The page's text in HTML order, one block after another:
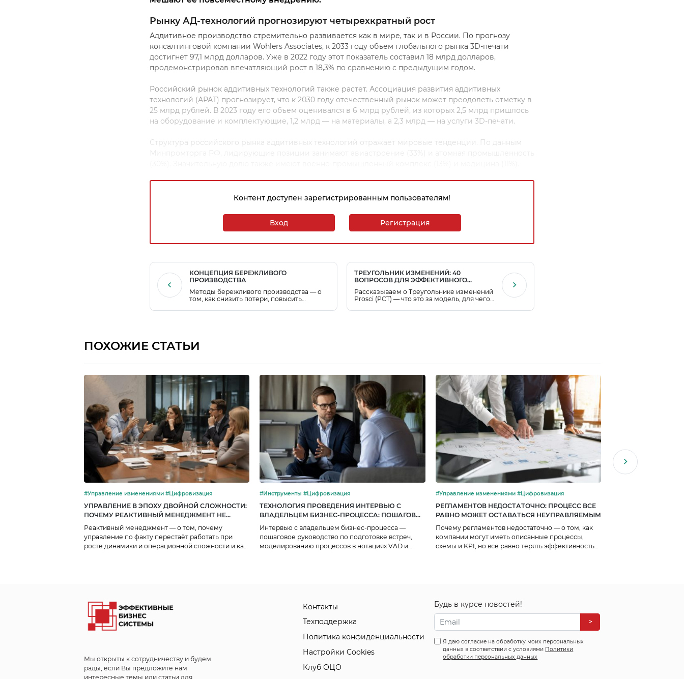
Рынку АД-технологий прогнозируют четырехкратный рост
Аддитивное производство стремительно развивается как в мире, так и в России. По прогнозу
консалтинговой компании Wohlers Associates, к 2033 году объем глобального рынка 3D-печати
достигнет 97,1 млрд долларов. Уже в 2022 году этот показатель составил 18 млрд долларов,
продемонстрировав впечатляющий рост в 18,3% по сравнению с предыдущим годом.
Российский рынок аддитивных технологий также растет. Ассоциация развития аддитивных
технологий (АРАТ) прогнозирует, что к 2030 году отечественный рынок может преодолеть отметку в
25 млрд рублей. В 2023 году его объем оценивался в 6 млрд рублей, из которых 2,5 млрд пришлось
на оборудование и комплектующие, 1,2 млрд — на материалы, а 2,3 млрд — на услуги 3D-печати.
Структура российского рынка аддитивных технологий отражает мировые тенденции. По данным
Контент доступен зарегистрированным пользователям!
Вход Регистрация
КОНЦЕПЦИЯ БЕРЕЖЛИВОГО
ПРОИЗВОДСТВА
Методы бережливого производства — о
том, как снизить потери, повысить
использовать ресурсы предприятия с
ТРЕУГОЛЬНИК ИЗМЕНЕНИЙ: 40
ВОПРОСОВ ДЛЯ ЭФФЕКТИВНОГО
Рассказываем о Треугольнике изменений
Prosci (PCT) — что это за модель, для чего
практике.
ПОХОЖИЕ СТАТЬИ
#Управление изменениями #Цифровизация
УПРАВЛЕНИЕ В ЭПОХУ ДВОЙНОЙ СЛОЖНОСТИ:
ПОЧЕМУ РЕАКТИВНЫЙ МЕНЕДЖМЕНТ НЕ
ПОСПЕВАЕТ ЗА ВЫЗОВАМИ
Реактивный менеджмент — о том, почему
управление по факту перестаёт работать при
росте динамики и операционной сложности и как
#Инструменты #Цифровизация
ТЕХНОЛОГИЯ ПРОВЕДЕНИЯ ИНТЕРВЬЮ С
ВЛАДЕЛЬЦЕМ БИЗНЕС-ПРОЦЕССА: ПОШАГОВОЕ
РУКОВОДСТВО
Интервью с владельцем бизнес-процесса —
пошаговое руководство по подготовке встреч,
моделированию процессов в нотациях VAD и
#Управление изменениями #Цифровизация
РЕГЛАМЕНТОВ НЕДОСТАТОЧНО: ПРОЦЕСС ВСЕ
РАВНО МОЖЕТ ОСТАВАТЬСЯ НЕУПРАВЛЯЕМЫМ
Почему регламентов недостаточно — о том, как
компании могут иметь описанные процессы,
схемы и KPI, но всё равно терять эффективность
Мы открыты к сотрудничеству и будем
рады, если Вы предложите нам
интересные темы или статьи для
Контакты
Техподдержка
Политика конфиденциальности
Настройки Cookies
Клуб ОЦО
Будь в курсе новостей!
>
Я даю согласие на обработку моих персональных
данных в соответствии с условиями Политики
обработки персональных данных